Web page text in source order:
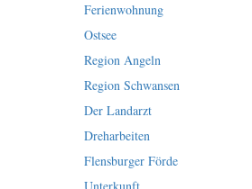
Ferienwohnung
Ostsee
Region Angeln
Region Schwansen
Der Landarzt
Dreharbeiten
Flensburger Förde